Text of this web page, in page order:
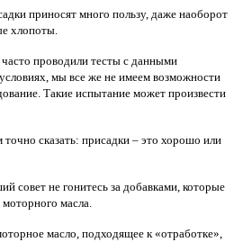
приносят много пользу, даже наоборот
хлопоты.
проводили тесты с данными
мы все же не имеем возможности
Такие испытание может произвести
сказать: присадки – это хорошо или
совет не гонитесь за добавками, которые
масла.
масло, подходящее к «отработке»,